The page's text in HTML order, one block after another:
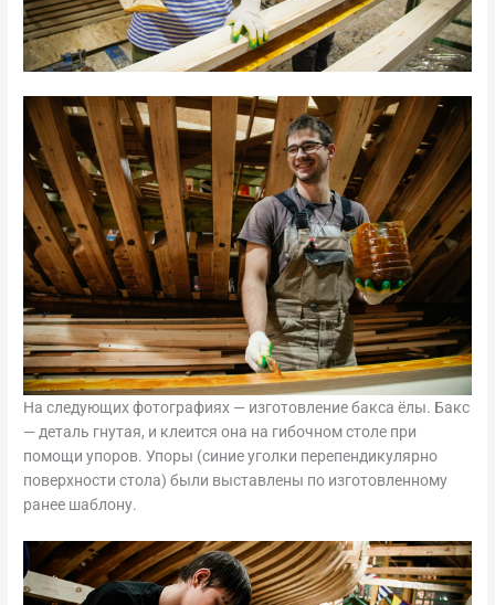
На следующих фотографиях — изготовление бакса ёлы. Бакс
— деталь гнутая, и клеится она на гибочном столе при
помощи упоров. Упоры (синие уголки перепендикулярно
поверхности стола) были выставлены по изготовленному
ранее шаблону.